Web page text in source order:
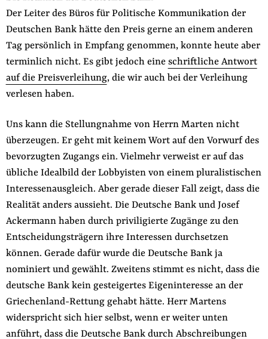
Der Leiter des Büros für Politische Kommunikation der
Deutschen Bank hätte den Preis gerne an einem anderen
Tag persönlich in Empfang genommen, konnte heute aber
terminlich nicht. Es gibt jedoch eine schriftliche Antwort
auf die Preisverleihung, die wir auch bei der Verleihung
verlesen haben.
Uns kann die Stellungnahme von Herrn Marten nicht
überzeugen. Er geht mit keinem Wort auf den Vorwurf des
bevorzugten Zugangs ein. Vielmehr verweist er auf das
übliche Idealbild der Lobbyisten von einem pluralistischen
Interessenausgleich. Aber gerade dieser Fall zeigt, dass die
Realität anders aussieht. Die Deutsche Bank und Josef
Ackermann haben durch priviligierte Zugänge zu den
Entscheidungsträgern ihre Interessen durchsetzen
können. Gerade dafür wurde die Deutsche Bank ja
nominiert und gewählt. Zweitens stimmt es nicht, dass die
deutsche Bank kein gesteigertes Eigeninteresse an der
Griechenland-Rettung gehabt hätte. Herr Martens
widerspricht sich hier selbst, wenn er weiter unten
anführt, dass die Deutsche Bank durch Abschreibungen